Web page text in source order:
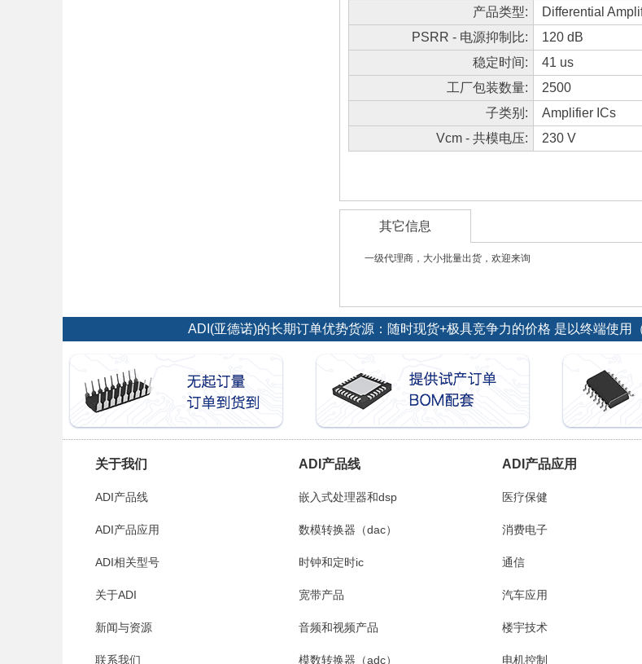
产品类型:
Differential
PSRR - 电源抑制比:
120 dB
稳定时间:
41 us
工厂包装数量:
2500
子类别:
Amplifier ICs
Vcm - 共模电压:
230 V
其它信息
一级代理商，大小批量出货，欢迎来询
ADI(亚德诺)的长期订单优势货源：随时现货+极具竞争力的价格 是以终端使用
关于我们
ADI产品线
ADI产品应用
ADI相关型号
关于ADI
新闻与资源
联系我们
ADI产品线
嵌入式处理器和dsp
数模转换器（dac）
时钟和定时ic
宽带产品
音频和视频产品
模数转换器（adc）
ADI产品应用
医疗保健
消费电子
通信
汽车应用
楼宇技术
电机控制